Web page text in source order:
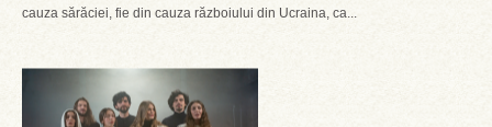
cauza sărăciei, fie din cauza războiului din Ucraina, ca...